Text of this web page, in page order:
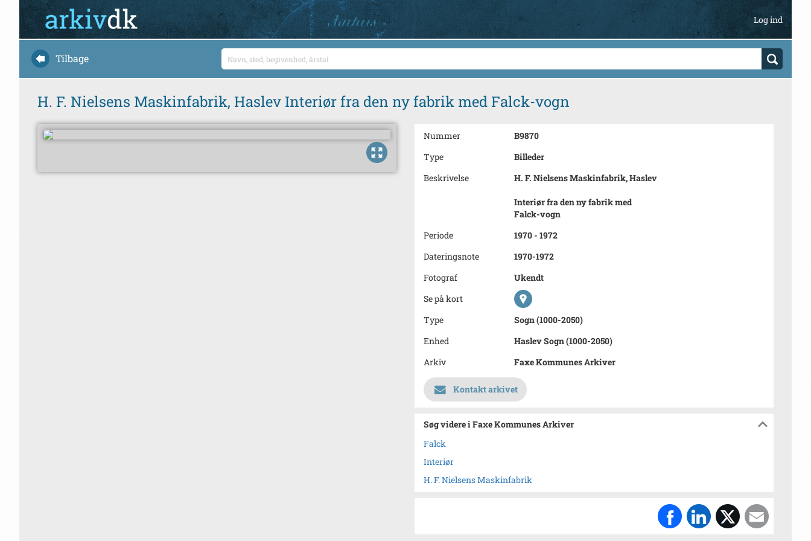
Log ind
Tilbage
H. F. Nielsens Maskinfabrik, Haslev Interiør fra den ny fabrik med Falck-vogn
Nummer
B9870
Type
Billeder
Beskrivelse
H. F. Nielsens Maskinfabrik, Haslev
Interiør fra den ny fabrik med
Falck-vogn
Periode
1970 - 1972
Dateringsnote
1970-1972
Fotograf
Ukendt
Se på kort
Type
Sogn (1000-2050)
Enhed
Haslev Sogn (1000-2050)
Arkiv
Faxe Kommunes Arkiver
Kontakt arkivet
Søg videre i Faxe Kommunes Arkiver
Falck
Interiør
H. F. Nielsens Maskinfabrik